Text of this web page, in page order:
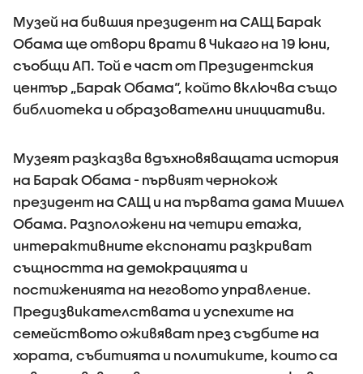
Музей на бившия президент на САЩ Барак
Обама ще отвори врати в Чикаго на 19 юни,
съобщи АП. Той е част от Президентския
център „Барак Обама“, който включва също
библиотека и образователни инициативи.
Музеят разказва вдъхновяващата история
на Барак Обама - първият чернокож
президент на САЩ и на първата дама Мишел
Обама. Разположени на четири етажа,
интерактивните експонати разкриват
същността на демокрацията и
постиженията на неговото управление.
Предизвикателствата и успехите на
семейството оживяват през съдбите на
хората, събитията и политиките, които са